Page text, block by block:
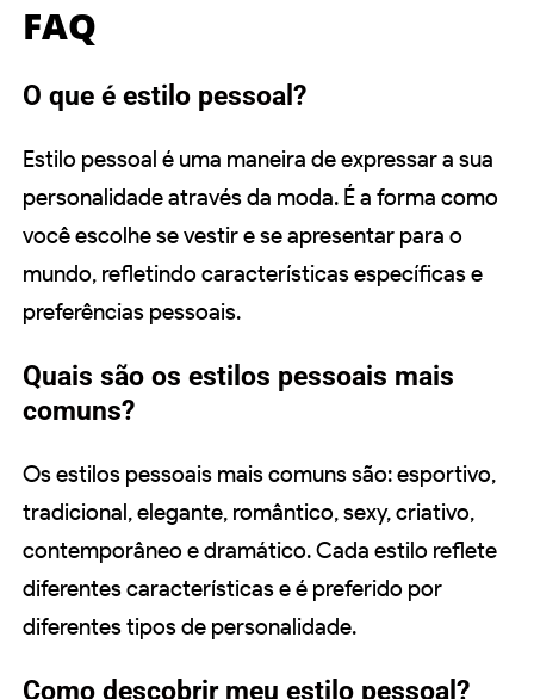
FAQ
O que é estilo pessoal?
Estilo pessoal é uma maneira de expressar a sua
personalidade através da moda. É a forma como
você escolhe se vestir e se apresentar para o
mundo, refletindo características específicas e
preferências pessoais.
Quais são os estilos pessoais mais
comuns?
Os estilos pessoais mais comuns são: esportivo,
tradicional, elegante, romântico, sexy, criativo,
contemporâneo e dramático. Cada estilo reflete
diferentes características e é preferido por
diferentes tipos de personalidade.
Como descobrir meu estilo pessoal?